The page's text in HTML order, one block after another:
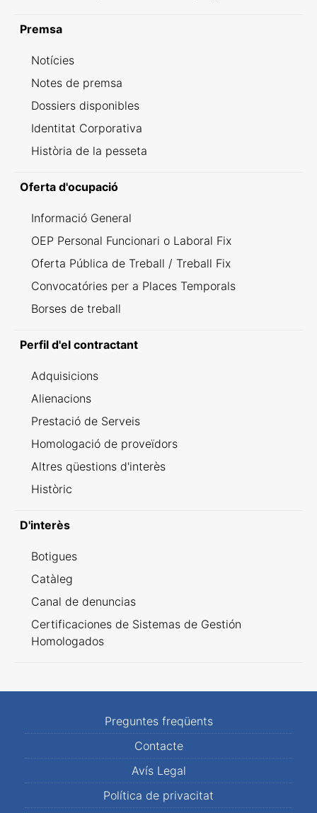
Premsa
Notícies
Notes de premsa
Dossiers disponibles
Identitat Corporativa
Història de la pesseta
Oferta d'ocupació
Informació General
OEP Personal Funcionari o Laboral Fix
Oferta Pública de Treball / Treball Fix
Convocatóries per a Places Temporals
Borses de treball
Perfil d'el contractant
Adquisicions
Alienacions
Prestació de Serveis
Homologació de proveïdors
Altres qüestions d'interès
Històric
D'interès
Botigues
Catàleg
Canal de denuncias
Certificaciones de Sistemas de Gestión
Homologados
Preguntes freqüents
Contacte
Avís Legal
Política de privacitat